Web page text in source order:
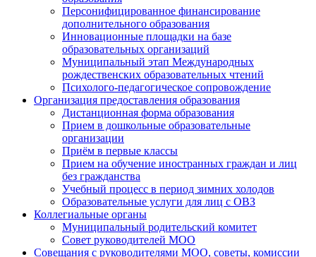
Персонифицированное финансирование
дополнительного образования
Инновационные площадки на базе
образовательных организаций
Муниципальный этап Международных
рождественских образовательных чтений
Психолого-педагогическое сопровождение
Организация предоставления образования
Дистанционная форма образования
Прием в дошкольные образовательные
организации
Приём в первые классы
Прием на обучение иностранных граждан и лиц
без гражданства
Учебный процесс в период зимних холодов
Образовательные услуги для лиц с ОВЗ
Коллегиальные органы
Муниципальный родительский комитет
Совет руководителей МОО
Совещания с руководителями МОО, советы, комиссии